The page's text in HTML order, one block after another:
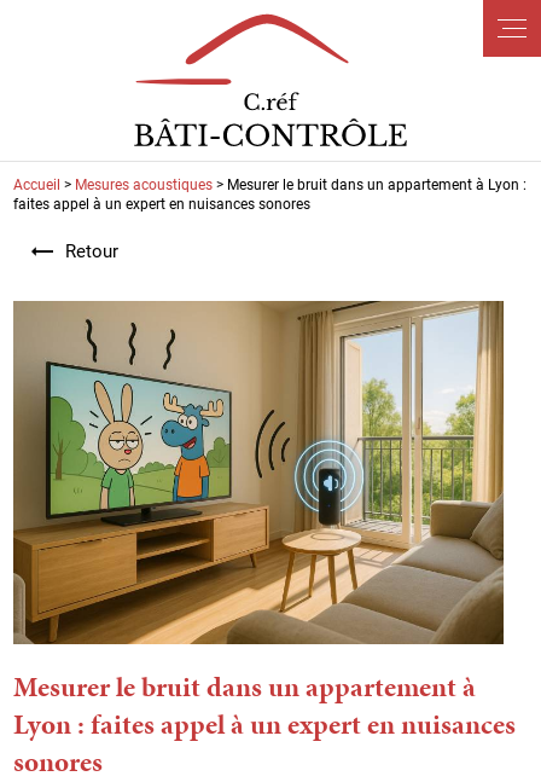
Accueil > Mesures acoustiques> Mesurer le bruit dans un appartement à Lyon :
faites appel à un expert en nuisances sonores
Retour
Mesurer le bruit dans un appartement à
Lyon : faites appel à un expert en nuisances
sonores
Panneau de gestion des cookies